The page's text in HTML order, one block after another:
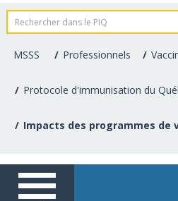
Information
pour
les
la
MSSS Professionnels
Protocole d'immunisation du
Impacts des programmes de